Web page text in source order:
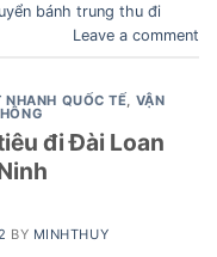
bánh trung thu đi
Leave a comment
NHANH QUỐC TẾ, VẬN
đi Đài Loan
BY MINHTHUY